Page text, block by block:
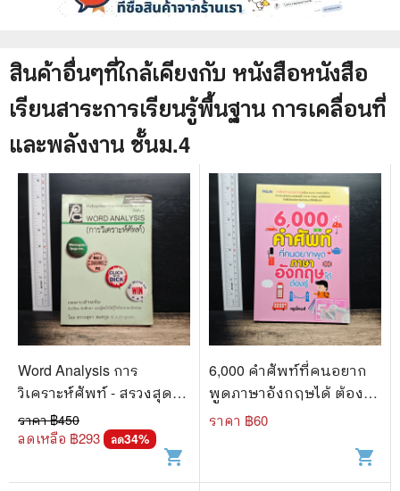
สินค้าอื่นๆที่ใกล้เคียงกับ หนังสือหนังสือ
เรียนสาระการเรียนรู้พื้นฐาน การเคลื่อนที่
และพลังงาน ชั้นม.4
Word Analysis การ
วิเคราะห์ศัพท์ - สรวงสุดา
สมสกุล
ราคา ฿450
ลดเหลือ ฿293 ลด34%
shopping_cart
6,000 คำศัพท์ที่คนอยาก
พูดภาษาอังกฤษได้ ต้องรู้ -
ครูพี่เจมส์
ราคา ฿60
shopping_cart